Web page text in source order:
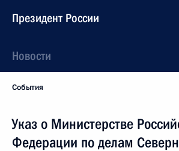
Президент России
Новости
События
Указ о Министерстве
Федерации по делам